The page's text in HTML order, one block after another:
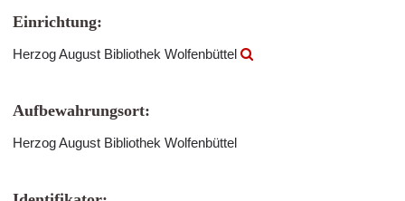
Einrichtung:
Herzog August Bibliothek Wolfenbüttel
Aufbewahrungsort:
Herzog August Bibliothek Wolfenbüttel